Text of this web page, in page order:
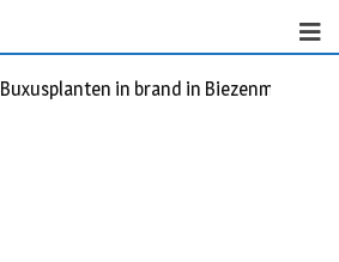
Buxusplanten in brand in Biezenmortel,